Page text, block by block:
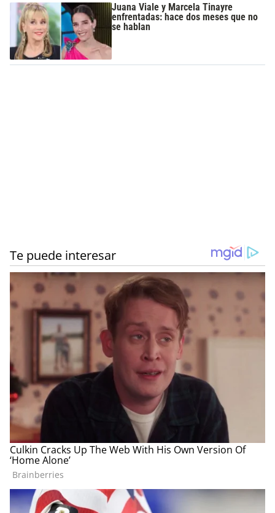
Juana Viale y Marcela Tinayre
enfrentadas: hace dos meses que no
se hablan